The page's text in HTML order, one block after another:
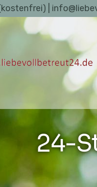
|
24-